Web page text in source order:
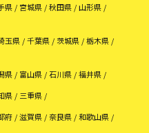
県 宮城県 秋田県
山形県
玉県 千葉県 茨城県
栃木県
県 富山県 石川県
福井県
県
三重県
府 滋賀県 奈良県
和歌山県